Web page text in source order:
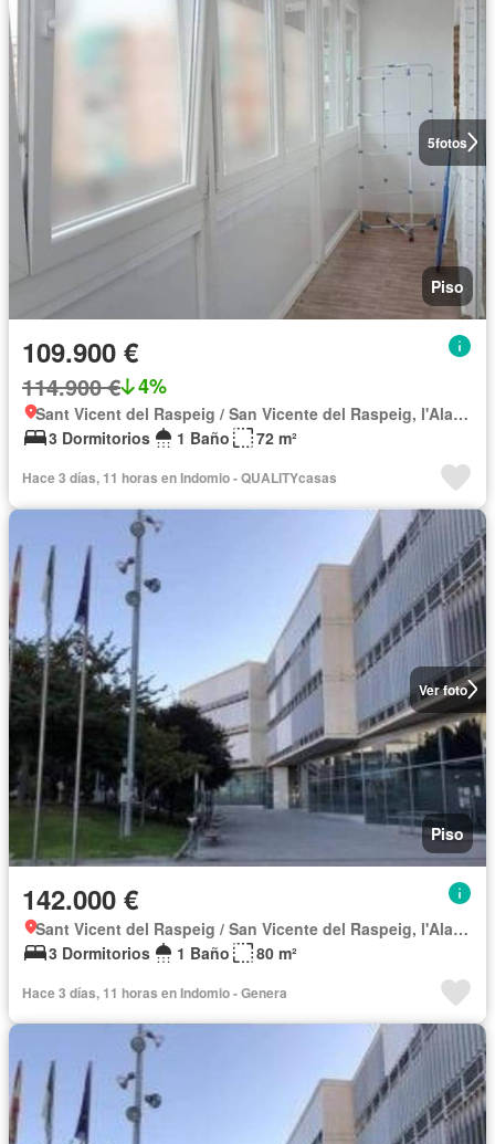
5fotos
Piso
109.900 €
114.900 € 4%
Sant Vicent del Raspeig / San Vicente del Raspeig, l'Alacantí
3 Dormitorios
1 Baño 72 m²
Hace 3 días, 11 horas en Indomio - QUALITYcasas
Ver foto
Piso
142.000 €
Sant Vicent del Raspeig / San Vicente del Raspeig, l'Alacantí
3 Dormitorios
1 Baño 80 m²
Hace 3 días, 11 horas en Indomio - Genera